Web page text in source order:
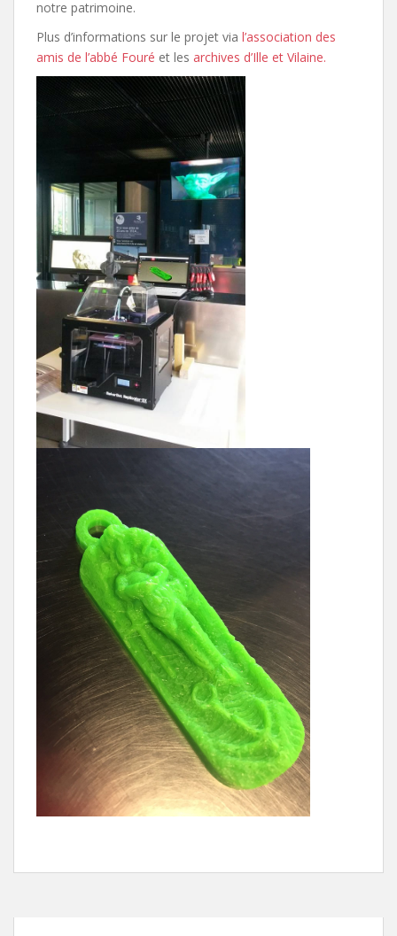
notre patrimoine.
Plus d’informations sur le projet via l’association des
amis de l’abbé Fouré et les archives d’Ille et Vilaine.